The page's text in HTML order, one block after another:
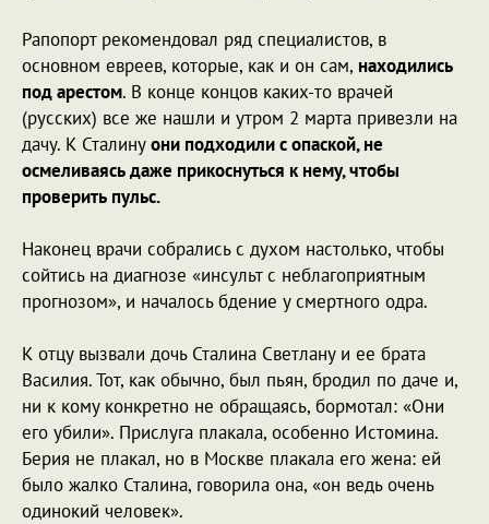
Рапопорт рекомендовал ряд специалистов, в
основном евреев, которые, как и он сам, находились
под арестом. В конце концов каких-то врачей
(русских) все же нашли и утром 2 марта привезли на
дачу. К Сталинуони подходили с опаской, не
осмеливаясь даже прикоснуться к нему, чтобы
проверить пульс.
Наконец врачи собрались с духом настолько, чтобы
сойтись на диагнозе «инсульт с неблагоприятным
прогнозом», и началось бдение у смертного одра.
К отцу вызвали дочь Сталина Светлану и ее брата
Василия. Тот, как обычно, был пьян, бродил по даче и,
ни к кому конкретно не обращаясь, бормотал: «Они
его убили». Прислуга плакала, особенно Истомина.
Берия не плакал, но в Москве плакала его жена: ей
было жалко Сталина, говорила она, «он ведь очень
одинокий человек».